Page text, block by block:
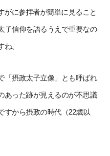
がに参拝者が簡単に見ること
子信仰を語るうえで重要なの
。
「摂政太子立像」とも呼ばれ
あった跡が見えるのが不思議
すから摂政の時代（22歳以